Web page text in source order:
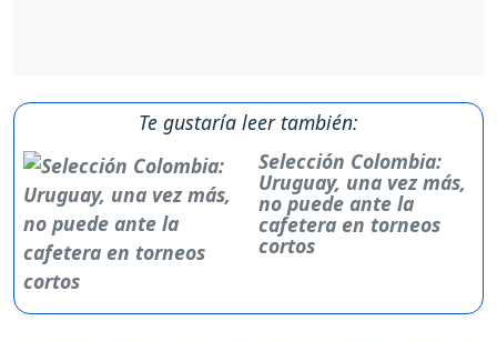
Te gustaría leer también:
Selección Colombia:
Uruguay, una vez más,
no puede ante la
cafetera en torneos
cortos